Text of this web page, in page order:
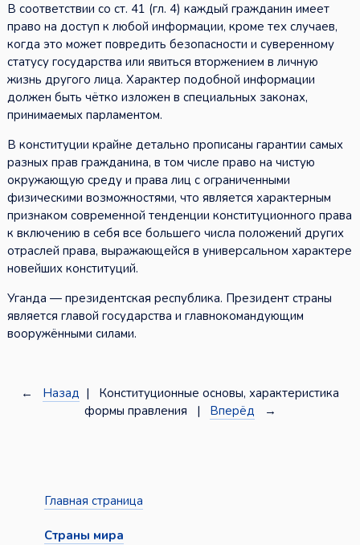
В соответствии со ст. 41 (гл. 4) каждый гражданин имеет
право на доступ к любой информации, кроме тех случаев,
когда это может повредить безопасности и суверенному
статусу государства или явиться вторжением в личную
жизнь другого лица. Характер подобной информации
должен быть чётко изложен в специальных законах,
принимаемых парламентом.
В конституции крайне детально прописаны гарантии самых
разных прав гражданина, в том числе право на чистую
окружающую среду и права лиц с ограниченными
физическими возможностями, что является характерным
признаком современной тенденции конституционного права
к включению в себя все большего числа положений других
отраслей права, выражающейся в универсальном характере
новейших конституций.
Уганда — президентская республика. Президент страны
является главой государства и главнокомандующим
вооружёнными силами.
← Назад | Конституционные основы, характеристика
формы правления | Вперёд →
Главная страница
Страны мира